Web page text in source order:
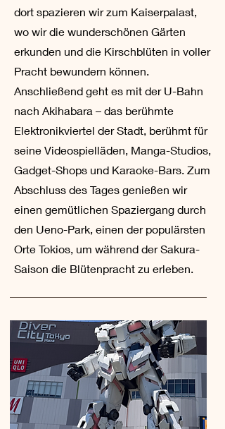
dort spazieren wir zum Kaiserpalast,
wo wir die wunderschönen Gärten
erkunden und die Kirschblüten in voller
Pracht bewundern können.
Anschließend geht es mit der U-Bahn
nach Akihabara – das berühmte
Elektronikviertel der Stadt, berühmt für
seine Videospielläden, Manga-Studios,
Gadget-Shops und Karaoke-Bars. Zum
Abschluss des Tages genießen wir
einen gemütlichen Spaziergang durch
den Ueno-Park, einen der populärsten
Orte Tokios, um während der Sakura-
Saison die Blütenpracht zu erleben.